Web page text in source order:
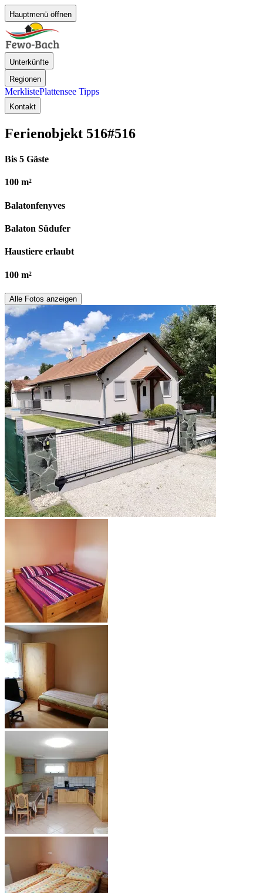
Hauptmenü öffnen
Unterkünfte
Regionen
MerklistePlattensee Tipps
Kontakt
Ferienobjekt 516#516
Bis 5 Gäste
100 m²
Balatonfenyves
Balaton Südufer
Haustiere erlaubt
100 m²
Alle Fotos anzeigen